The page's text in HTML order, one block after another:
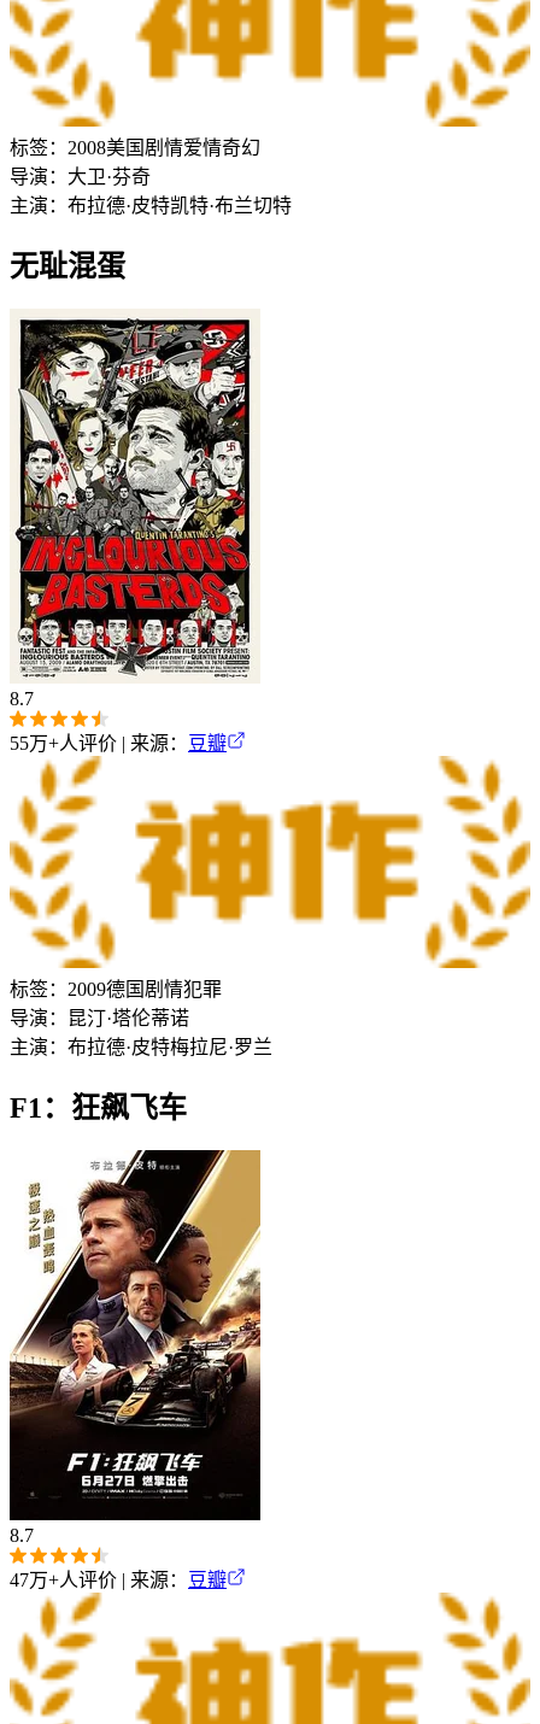
标签： 2008美国 剧情爱情奇幻
导演： 大卫·芬奇
主演： 布拉德·皮特凯特·布兰切特
无耻混蛋
8.7
55万+人评价 | 来源： 豆瓣
标签： 2009德国剧情犯罪
导演：
昆汀·塔伦蒂诺
主演： 布拉德·皮特梅拉尼·罗兰
F1：狂飙飞车
8.7
47万+人评价 | 来源： 豆瓣